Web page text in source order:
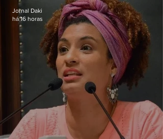
Jornal Daki
há 16 horas